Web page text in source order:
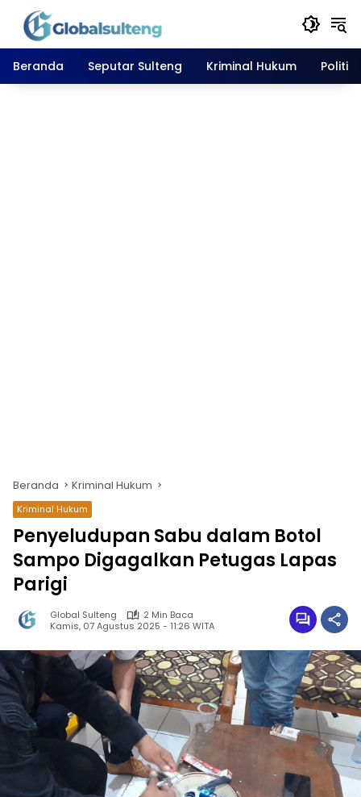
Langsung
konten
Beranda
Seputar Sulteng Kriminal Hukum Politik
Beranda Kriminal Hukum
Kriminal Hukum
Penyeludupan Sabu dalam Botol
Sampo Digagalkan Petugas Lapas
Parigi
Global Sulteng
2 Min Baca
Kamis, 07 Agustus 2025 - 11:26 WITA